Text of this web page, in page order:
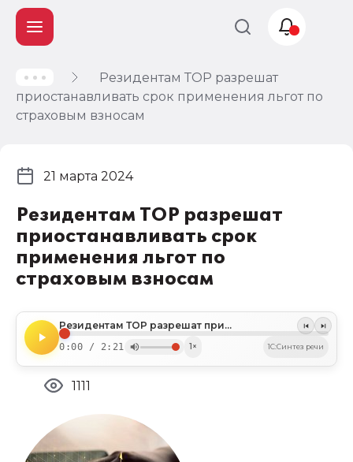
Резидентам ТОР разрешат
приостанавливать срок применения льгот по
страховым взносам
Резидентам ТОР разрешат
приостанавливать срок
применения льгот по
страховым взносам
Резидентам ТОР разрешат приостанавливать срок применения льгот по страховым взносам
0:00 / 2:21 1× 1C:Синтез речи
21 марта 2024
1111
Учет и
налогообложение